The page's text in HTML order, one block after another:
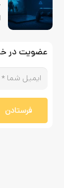
عضویت در
فرستادن